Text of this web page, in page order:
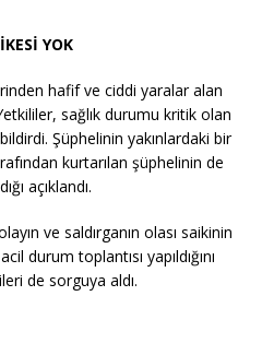
YOK
hafif ve ciddi yaralar alan
sağlık durumu kritik olan
Şüphelinin yakınlardaki bir
kurtarılan şüphelinin de
açıklandı.
ve saldırganın olası saikinin
durum toplantısı yapıldığını
de sorguya aldı.